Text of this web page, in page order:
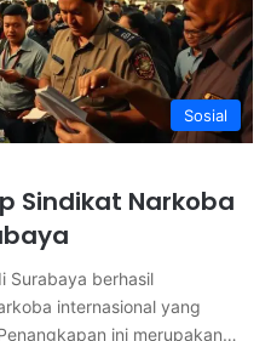
Sosial
Sindikat Narkoba
Surabaya berhasil
internasional yang
ini merupakan…